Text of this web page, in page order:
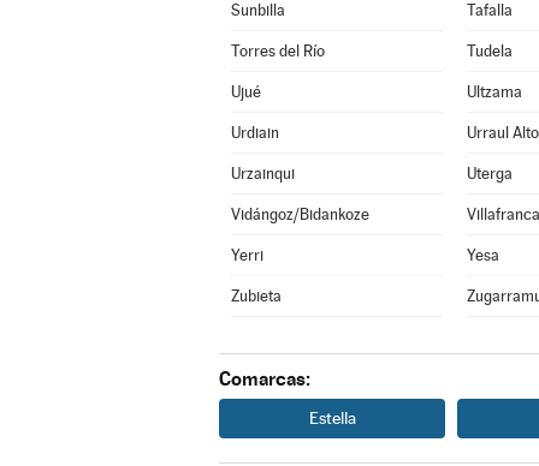
Sunbilla Tafalla
Torres del Río Tudela
Ujué Ultzama
Urdiain Urraul Alto
Urzainqui Uterga
Vidángoz/Bidankoze Villafranca
Yerri Yesa
Zubieta
Comarcas:
Estella